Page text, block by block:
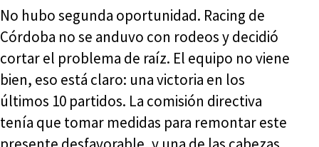
No hubo segunda oportunidad. Racing de
Córdoba no se anduvo con rodeos y decidió
cortar el problema de raíz. El equipo no viene
bien, eso está claro: una victoria en los
últimos 10 partidos. La comisión directiva
tenía que tomar medidas para remontar este